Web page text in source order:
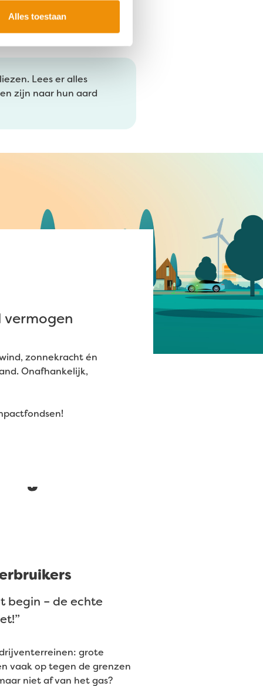
Alles toestaan
Lees er alles
zijn naar hun aard
zonnekracht én
Onafhankelijk,
begin – de echte
grote
vaak op tegen de grenzen
niet af van het gas?